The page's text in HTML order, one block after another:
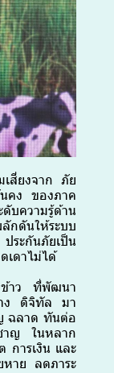
สี่ยงจาก ภัย
คง ของภาค
บความรู้ด้าน
กดันให้ระบบ
ระกันภัยเป็น
เดาไม่ได้
ข้าว ที่พัฒนา
าง ดิจิทัล มา
ฉลาด ทันต่อ
ชาญ ในหลาก
การเงิน และ
หาย ลดภาระ